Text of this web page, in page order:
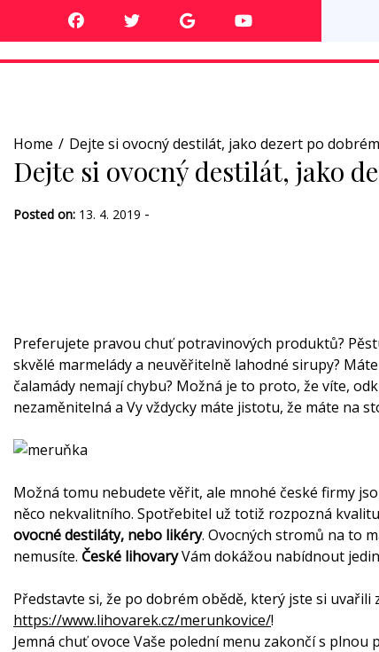
Home Dejte si ovocný destilát, jako dezert po
Dejte si ovocný destilát, jako
Posted on: 13. 4. 2019 -
Preferujete pravou chuť potravinových produktů?
skvělé marmelády a neuvěřitelně lahodné sirupy?
čalamády nemají chybu? Možná je to proto, že víte,
nezaměnitelná a Vy vždycky máte jistotu, že máte na
Možná tomu nebudete věřit, ale mnohé české firmy
něco nekvalitního. Spotřebitel už totiž rozpozná
ovocné destiláty, nebo likéry. Ovocných stromů na to
nemusíte. České lihovaryVám dokážou nabídnout
Představte si, že po dobrém obědě, který jste si uvařili
https://www.lihovarek.cz/merunkovice/!
Jemná chuť ovoce Vaše polední menu zakončí s